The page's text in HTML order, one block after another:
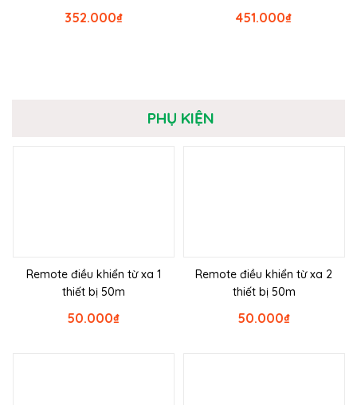
₫
352.000 ₫
451.000
PHỤ KIỆN
Remote điều khiển từ xa 1
thiết bị 50m
₫
50.000
Remote điều khiển từ xa 2
thiết bị 50m
₫
50.000